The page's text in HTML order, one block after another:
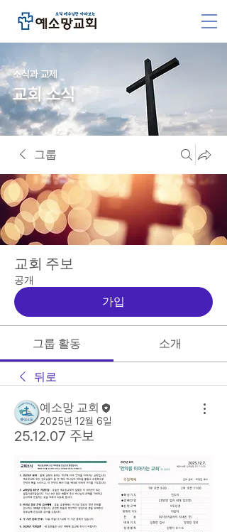
소식과 교제
교회 소식
그룹
교회 주보
공개
가입
그룹 활동 소개
뒤로
예소망 교회
2025년 12월 6일
25.12.07 주보